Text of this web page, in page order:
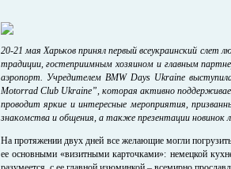
20-21 мая Харьков принял первый всеукраинский слет
традиции, гостеприимным хозяином и главным
аэропорт. Учредителем BMW Days Ukraine
Motorrad Club Ukraine”, которая активно
проводит яркие и интересные мероприятия,
знакомства и общения, а также презентации новинок
На протяжении двух дней все желающие могли
ее основными «визитными карточками»: немецкой